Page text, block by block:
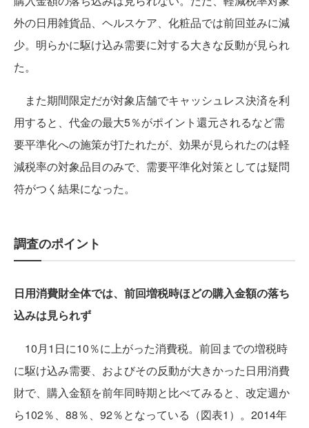
外の日用雑貨品、ヘルスケア、化粧品では前回並みに減
少。明らかに駆け込み需要に対する大きな反動が見られ
た。
また期間限定だが対象店舗でキャッシュレス決済を利
用すると、代金の最大5％がポイント還元されるなど需
要平準化への施策が打たれたが、効果が見られたのは軽
減税率の対象品目のみで、需要平準化対策としては疑問
符がつく結果になった。
調査のポイント
日用消費財全体では、前回増税時ほどの購入金額の落ち
込みは見られず
10月1日に10％に上がった消費税。前回までの増税時
に駆け込み需要、およびその反動が大きかった日用消費
財で、購入金額を前年同時期と比べてみると、改定週か
ら102％、88％、92％となっている（図表1）。2014年